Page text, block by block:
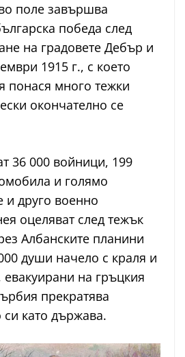
поле завършва
победа след
на градовете Дебър и
1915 г., с което
понася много тежки
окончателно се
36 000 войници, 199
и голямо
и друго военно
оцеляват след тежък
Албанските планини
души начело с краля и
евакуирани на гръцкия
прекратява
си като държава.